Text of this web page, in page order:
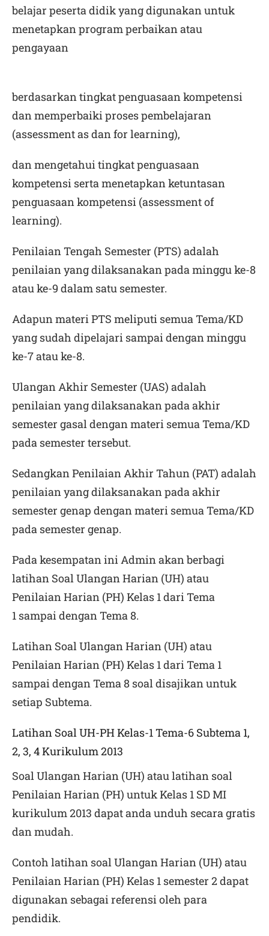
belajar peserta didik yang digunakan untuk
menetapkan program perbaikan atau
pengayaan
berdasarkan tingkat penguasaan kompetensi
dan memperbaiki proses pembelajaran
(assessment asdanfor learning),
dan mengetahui tingkat penguasaan
kompetensi serta menetapkan ketuntasan
penguasaan kompetensi (assessment of
learning).
Penilaian Tengah Semester (PTS) adalah
penilaian yang dilaksanakan pada minggu ke-8
atau ke-9 dalam satu semester.
Adapun materi PTS meliputi semua Tema/KD
yang sudah dipelajari sampai dengan minggu
ke-7 atau ke-8.
Ulangan Akhir Semester (UAS) adalah
penilaian yang dilaksanakan pada akhir
semester gasal dengan materi semua Tema/KD
pada semester tersebut.
Sedangkan Penilaian Akhir Tahun (PAT) adalah
penilaian yang dilaksanakan pada akhir
semester genap dengan materi semua Tema/KD
pada semester genap.
Pada kesempatan ini Admin akan berbagi
latihan Soal Ulangan Harian (UH) atau
Penilaian Harian (PH) Kelas 1 dari Tema
1 sampai dengan Tema 8.
Latihan Soal Ulangan Harian (UH) atau
Penilaian Harian (PH) Kelas 1 dari Tema 1
sampai dengan Tema 8 soal disajikan untuk
setiap Subtema.
Latihan Soal UH-PH Kelas-1 Tema-6 Subtema 1,
2, 3, 4 Kurikulum 2013
Soal Ulangan Harian (UH) atau latihan soal
Penilaian Harian (PH) untuk Kelas 1 SD MI
kurikulum 2013 dapat anda unduh secara gratis
dan mudah.
Contoh latihan soal Ulangan Harian (UH) atau
Penilaian Harian (PH) Kelas 1 semester 2 dapat
digunakan sebagai referensi oleh para
pendidik.